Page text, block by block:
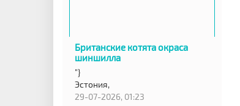
Британские котята окраса
шиншилла
"}
Эстония,
29-07-2026, 01:23